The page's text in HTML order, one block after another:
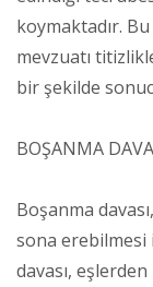
koymaktadır.
mevzuatı
bir şekilde
BOŞANMA
Boşanma
sona erebilmesi
davası,